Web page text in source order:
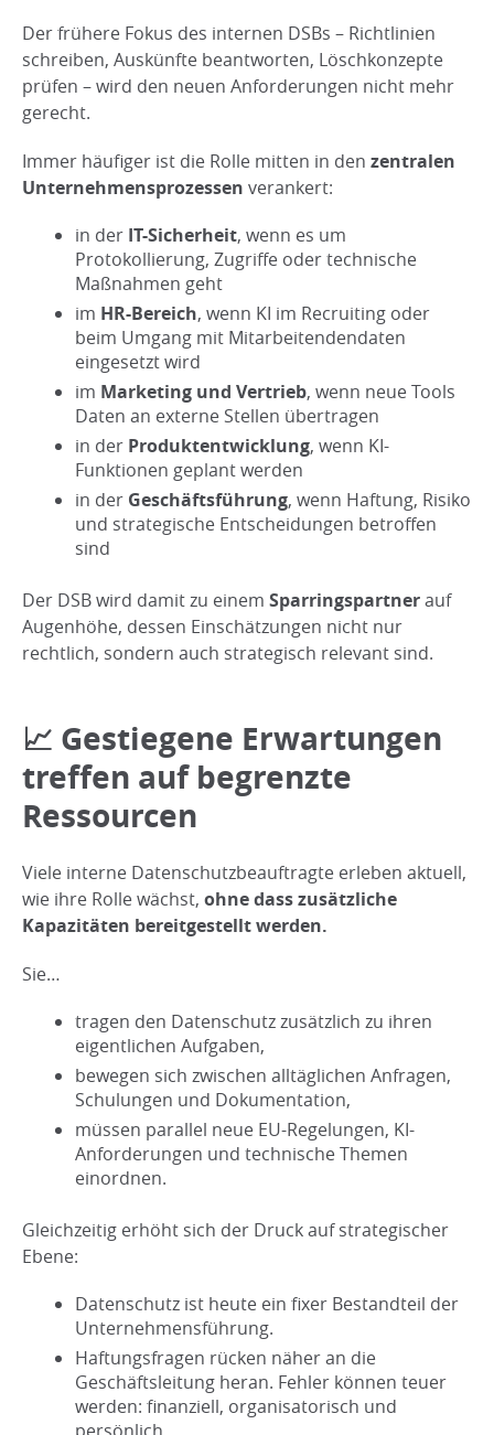
Der frühere Fokus des internen DSBs – Richtlinien
schreiben, Auskünfte beantworten, Löschkonzepte
prüfen – wird den neuen Anforderungen nicht mehr
gerecht.
Immer häufiger ist die Rolle mitten in den zentralen
Unternehmensprozessen verankert:
in der IT-Sicherheit, wenn es um
Protokollierung, Zugriffe oder technische
Maßnahmen geht
im HR-Bereich, wenn KI im Recruiting oder
beim Umgang mit Mitarbeitendendaten
eingesetzt wird
im Marketing und Vertrieb, wenn neue Tools
Daten an externe Stellen übertragen
in der Produktentwicklung, wenn KI-
Funktionen geplant werden
in der Geschäftsführung, wenn Haftung, Risiko
und strategische Entscheidungen betroffen
sind
Der DSB wird damit zu einem Sparringspartnerauf
Augenhöhe, dessen Einschätzungen nicht nur
rechtlich, sondern auch strategisch relevant sind.
📈 Gestiegene Erwartungen
treffen auf begrenzte
Ressourcen
Viele interne Datenschutzbeauftragte erleben aktuell,
wie ihre Rolle wächst, ohne dass zusätzliche
Kapazitäten bereitgestellt werden.
Sie…
tragen den Datenschutz zusätzlich zu ihren
eigentlichen Aufgaben,
bewegen sich zwischen alltäglichen Anfragen,
Schulungen und Dokumentation,
müssen parallel neue EU-Regelungen, KI-
Anforderungen und technische Themen
einordnen.
Gleichzeitig erhöht sich der Druck auf strategischer
Ebene:
Datenschutz ist heute ein fixer Bestandteil der
Unternehmensführung.
Haftungsfragen rücken näher an die
Geschäftsleitung heran. Fehler können teuer
werden: finanziell, organisatorisch und